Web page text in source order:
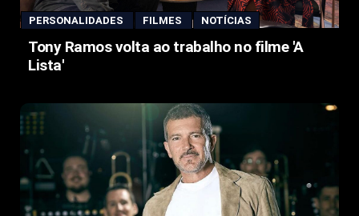
PERSONALIDADES FILMES NOTÍCIAS
Tony Ramos volta ao trabalho no filme 'A
Lista'